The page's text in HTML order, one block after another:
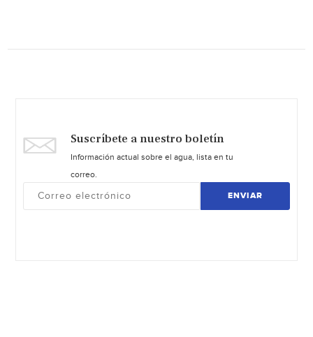
Suscríbete a nuestro boletín
Información actual sobre el agua, lista en tu
correo.
ENVIAR